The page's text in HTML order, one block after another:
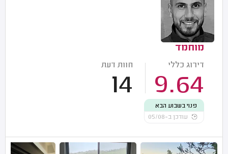
מוחמד
דירוג כללי
9.64
חוות דעת
14
פנוי בשבוע הבא
עודכן ב-05/08